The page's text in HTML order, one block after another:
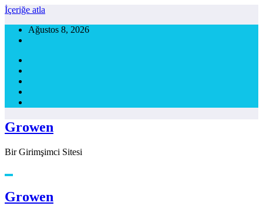
İçeriğe atla
Ağustos 8, 2026
Growen
Bir Girimşimci Sitesi
Growen